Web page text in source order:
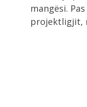
mangësi.
projektligjit,